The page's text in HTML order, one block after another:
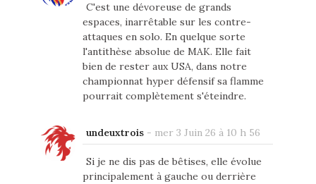
C'est une dévoreuse de grands
espaces, inarrêtable sur les contre-
attaques en solo. En quelque sorte
l'antithèse absolue de MAK. Elle fait
bien de rester aux USA, dans notre
championnat hyper défensif sa flamme
pourrait complètement s'éteindre.
undeuxtrois- mer 3 Juin 26 à 10 h 56
Si je ne dis pas de bêtises, elle évolue
principalement à gauche ou derrière